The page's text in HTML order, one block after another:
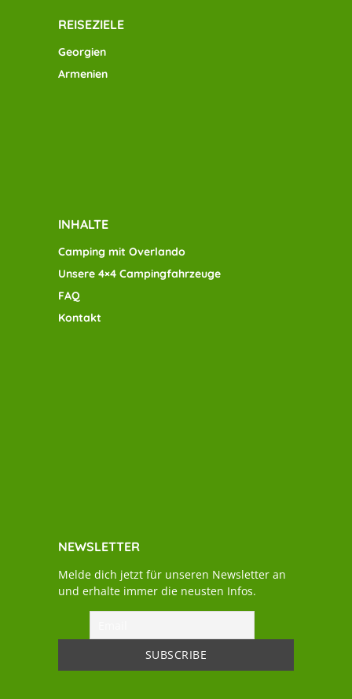
REISEZIELE
Georgien
Armenien
INHALTE
Camping mit Overlando
Unsere 4×4 Campingfahrzeuge
FAQ
Kontakt
NEWSLETTER
Melde dich jetzt für unseren Newsletter an
und erhalte immer die neusten Infos.